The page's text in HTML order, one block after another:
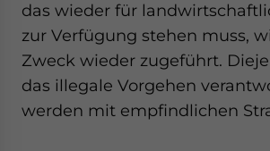
das wieder für
zur Verfügung stehen muss,
Zweck wieder zugeführt.
das illegale Vorgehen
werden mit empfindlichen